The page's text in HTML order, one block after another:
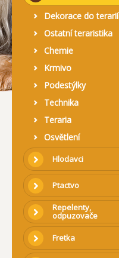
Dekorace do terarií
Ostatní teraristika
Chemie
Krmivo
Podestýlky
Technika
Teraria
Osvětlení
Hlodavci
Ptactvo
Repelenty,
odpuzovače
Fretka